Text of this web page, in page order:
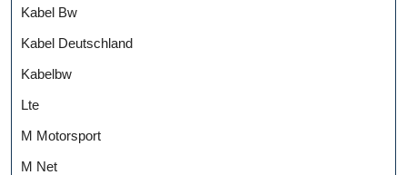
Kabel Bw
Kabel Deutschland
Kabelbw
Lte
M Motorsport
M Net